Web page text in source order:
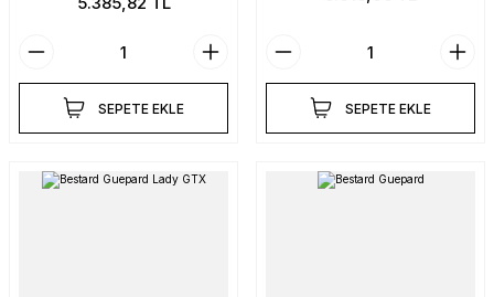
SEPETE EKLE SEPETE EKLE